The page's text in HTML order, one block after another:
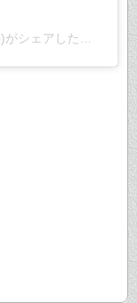
ェアした投稿 –